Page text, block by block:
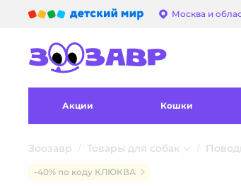
Выбор
Москва и
Акции Кошки
Зоозавр Товары для собак
-40% по коду КЛЮКВА